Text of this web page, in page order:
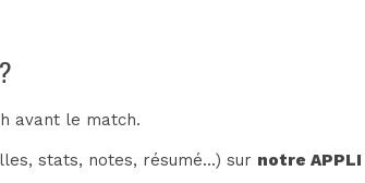
avant le match.
stats, notes, résumé...) sur notre APPLI